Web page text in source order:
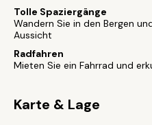
Tolle Spaziergänge
Wandern Sie in den Bergen
Aussicht
Radfahren
Mieten Sie ein Fahrrad und
Karte & Lage